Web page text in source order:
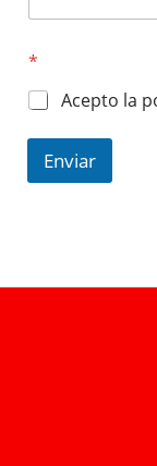
*
Acepto la
Enviar